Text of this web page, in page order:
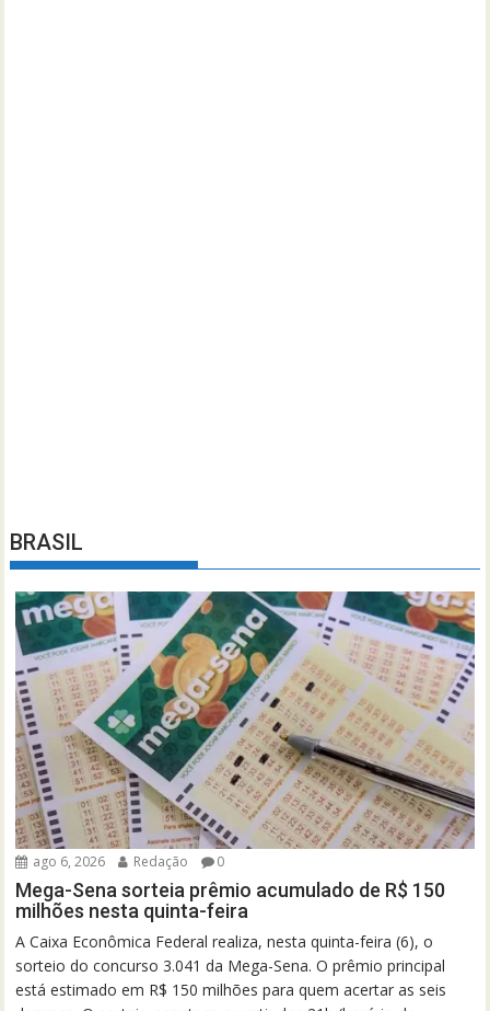
BRASIL
ago 6, 2026 Redação 0
Mega-Sena sorteia prêmio acumulado de R$ 150
milhões nesta quinta-feira
A Caixa Econômica Federal realiza, nesta quinta-feira (6), o
sorteio do concurso 3.041 da Mega-Sena. O prêmio principal
está estimado em R$ 150 milhões para quem acertar as seis